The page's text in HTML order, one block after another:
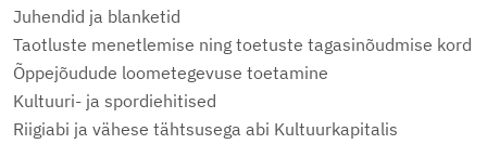
Juhendid ja blanketid
Taotluste menetlemise ning toetuste tagasinõudmise kord
Õppejõudude loometegevuse toetamine
Kultuuri- ja spordiehitised
Riigiabi ja vähese tähtsusega abi Kultuurkapitalis